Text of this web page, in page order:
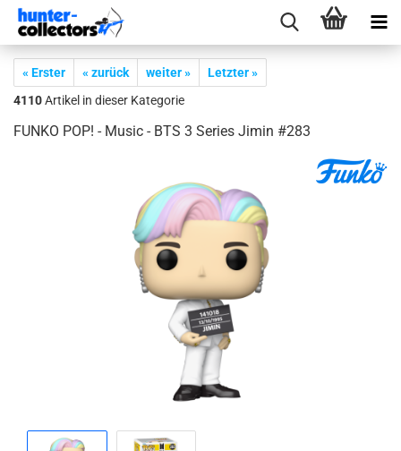
« Erster « zurück weiter »
Letzter »
4110Artikel in dieser Kategorie
FUNKO POP! - Music - BTS 3 Se­ries Jimin #283